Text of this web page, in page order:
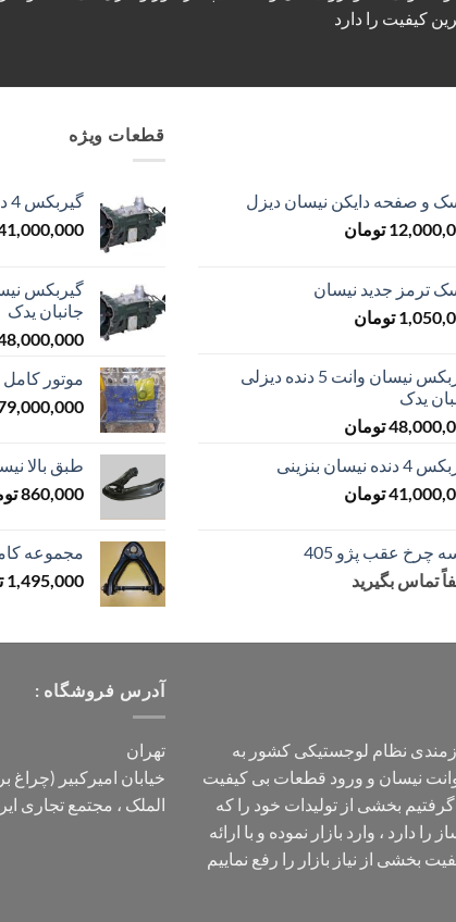
کیفیت را دارد
و صفحه دایکن نیسان دیزل
تومان
ترمز جدید نیسان
تومان
گیربکس نیسان وانت 5 دنده دیزلی
یدک
تومان
نیسان بنزینی
تومان
چرخ عقب پژو 405
تماس بگیرید
قطعات ویژه
گیربکس 4 دنده نیسان بنزینی
جانبان یدک
موتور
طبق بالا
860,000
مجموعه
1,495,000
نظام لوجستیکی کشور به
وانت نیسان و ورود قطعات بی کیفیت
گرفتیم بخشی از تولیدات خود را که
را دارد ، وارد بازار نموده و با ارائه
بخشی از نیاز بازار را رفع نماییم
آدرس فروشگاه :
تهران
خیابان امیرکبیر
الملک ، مجتمع تجاری